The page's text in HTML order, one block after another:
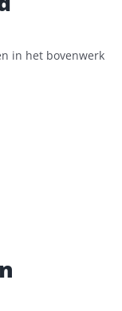
in het bovenwerk